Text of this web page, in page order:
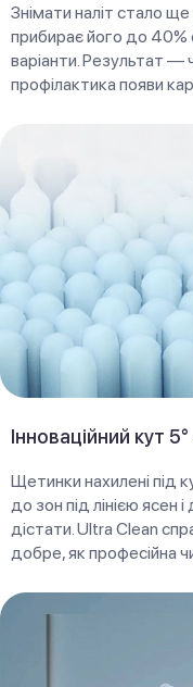
Знімати наліт стало
прибирає його до 40%
варіанти. Результат —
профілактика появи
Інноваційний кут
Щетинки нахилені під
до зон під лінією ясен
дістати. Ultra Clean
добре, як професійна